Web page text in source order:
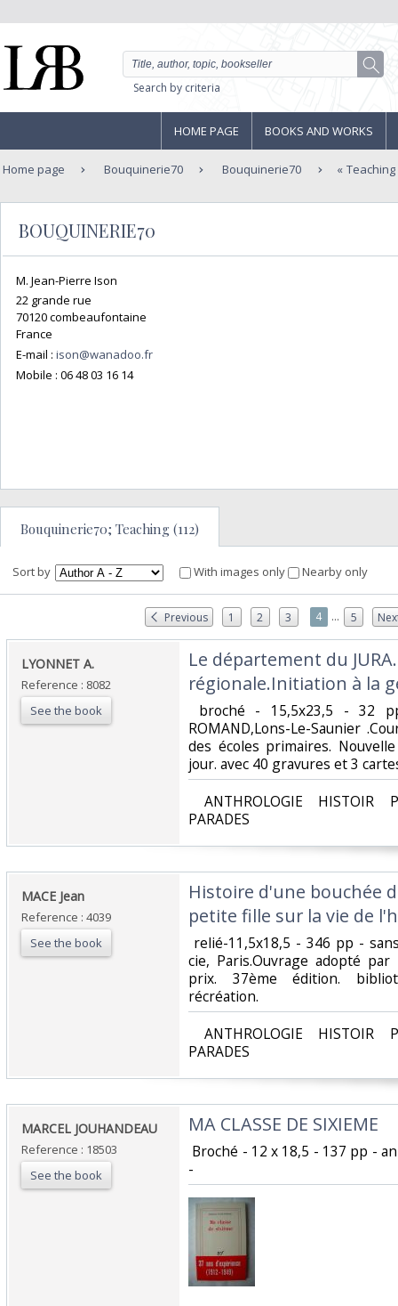
Search by criteria
HOME PAGE BOOKS AND WORKS
Home page Bouquinerie70 Bouquinerie70 Teaching
BOUQUINERIE70
M. Jean-Pierre Ison
22 grande rue
70120 combeaufontaine
France
E-mail : ison@wanadoo.fr
Mobile : 06 48 03 16 14
Bouquinerie70; Teaching (112)
Sort by With images only Nearby only
Previous 1 2 3 4 ... 5
‎LYONNET A.‎
Reference : 8082
See the book
‎Le département du
régionale.Initiation à la
broché - 15,5x23,5 - 32
ROMAND,Lons-Le-Saunier
des écoles primaires.
jour. avec 40 gravures et 3
ANTHROLOGIE HISTOIR
PARADES‎
‎MACE Jean‎
Reference : 4039
See the book
‎Histoire d'une bouchée
petite fille sur la vie de
relié-11,5x18,5 - 346 pp -
cie, Paris.Ouvrage adopté
prix. 37ème édition.
récréation. ‎
ANTHROLOGIE HISTOIR
PARADES‎
‎MARCEL JOUHANDEAU‎
Reference : 18503
See the book
‎MA CLASSE DE SIXIEME ‎
Broché - 12 x 18,5 - 137 pp -
- ‎